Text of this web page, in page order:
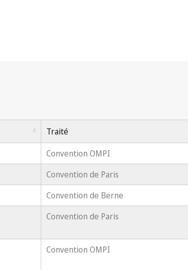
Traité
Convention OMPI
Convention de Paris
Convention de Berne
Convention de Paris
Convention OMPI